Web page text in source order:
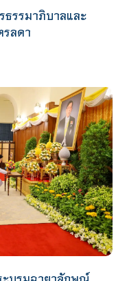
รรมาภิบาลและ
รลดา
ะบรมฉายาลักษณ์